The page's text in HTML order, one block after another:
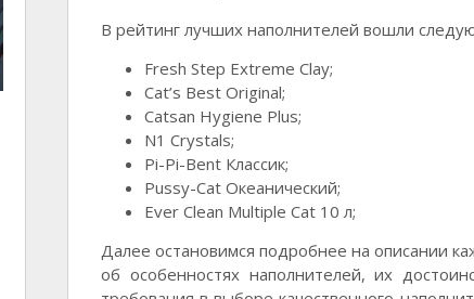
В рейтинг лучших наполнителей вошли
Fresh Step Extreme Clay;
Cat’s Best Original;
Catsan Hygiene Plus;
N1 Crystals;
Pi-Pi-Bent Классик;
Pussy-Cat Океанический;
Ever Clean Multiple Cat 10 л;
Далее остановимся подробнее на описании
об особенностях наполнителей, их